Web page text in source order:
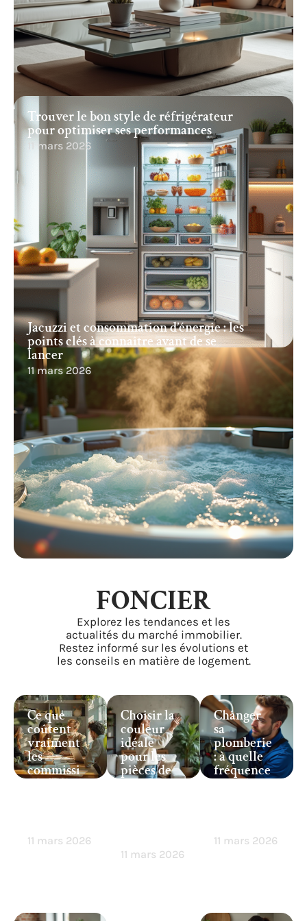
Jacuzzi et consommation d’énergie : les
points clés à connaître avant de se
lancer
11 mars 2026
Trouver le bon style de réfrigérateur
pour optimiser ses performances
11 mars 2026
FONCIER
Explorez les tendances et les
actualités du marché immobilier.
Restez informé sur les évolutions et
les conseils en matière de logement.
Ce que
coûtent
vraiment
les
commissi
ons des
11 mars 2026
Choisir la
couleur
idéale
pour les
pièces de
votre
11 mars 2026
Changer
sa
plomberie
: à quelle
fréquence
faut-il
11 mars 2026